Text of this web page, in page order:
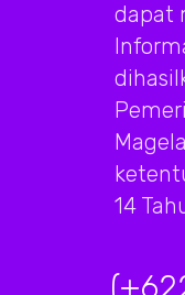
dapat
14